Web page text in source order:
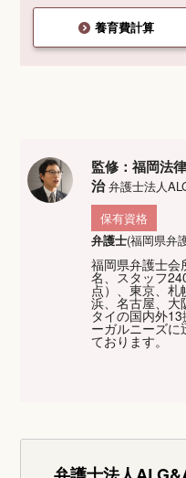
養育費計算
監修：福岡法
治弁護士法人
保有資格
弁護士(福岡県弁
福岡県弁護士会
名、スタッフ
点）、東京、
浜、名古屋、大
タイの国内外
ーガルニーズに
ております。